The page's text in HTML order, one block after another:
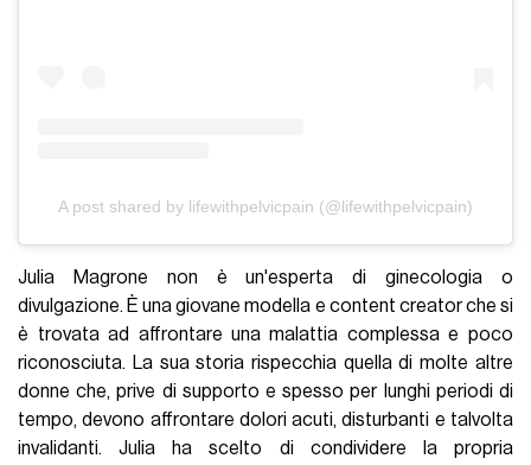
A post shared by lifewithpelvicpain (@lifewithpelvicpain)
Julia Magrone non è un'esperta di ginecologia o
divulgazione. È una giovane modella e content creator che si
è trovata ad affrontare una malattia complessa e poco
riconosciuta. La sua storia rispecchia quella di molte altre
donne che, prive di supporto e spesso per lunghi periodi di
tempo, devono affrontare dolori acuti, disturbanti e talvolta
invalidanti. Julia ha scelto di condividere la propria